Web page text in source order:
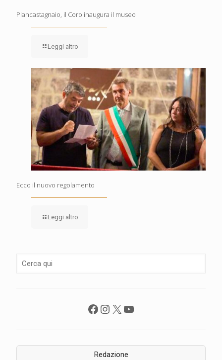
Piancastagnaio, il Coro inaugura il museo
Leggi altro
Ecco il nuovo regolamento
Leggi altro
Facebook
Instagram
X YouTube
Redazione